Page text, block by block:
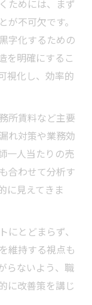
ためには、まず
不可欠です。
字化するための
を明確にするこ
視化し、効率的
所賃料など主要
れ対策や業務効
一人当たりの売
合わせて分析す
に見えてきま
とどまらず、
維持する視点も
らないよう、職
に改善策を講じ